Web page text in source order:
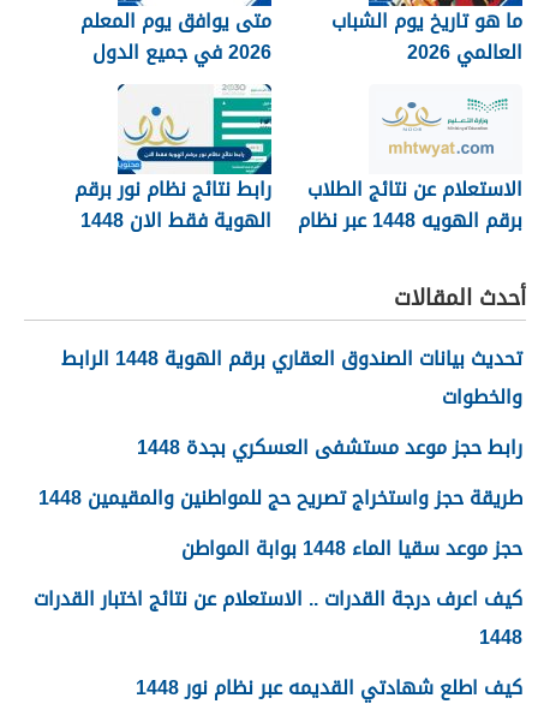
ما هو تاريخ يوم الشباب
العالمي 2026
متى يوافق يوم المعلم
2026 في جميع الدول
العربية
الاستعلام عن نتائج الطلاب
برقم الهويه 1448 عبر نظام
رابط نتائج نظام نور برقم
الهوية فقط الان 1448
أحدث المقالات
تحديث بيانات الصندوق العقاري برقم الهوية 1448 الرابط
والخطوات
رابط حجز موعد مستشفى العسكري بجدة 1448
طريقة حجز واستخراج تصريح حج للمواطنين والمقيمين 1448
حجز موعد سقيا الماء 1448 بوابة المواطن
كيف اعرف درجة القدرات .. الاستعلام عن نتائج اختبار القدرات
1448
كيف اطلع شهادتي القديمه عبر نظام نور 1448